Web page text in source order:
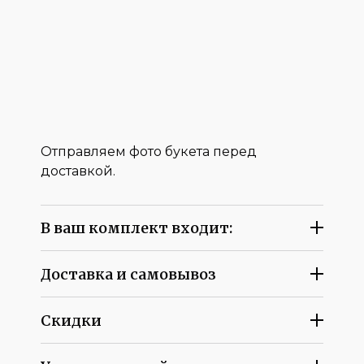
Отправляем фото букета перед
доставкой.
В ваш комплект входит:
Доставка и самовывоз
Скидки